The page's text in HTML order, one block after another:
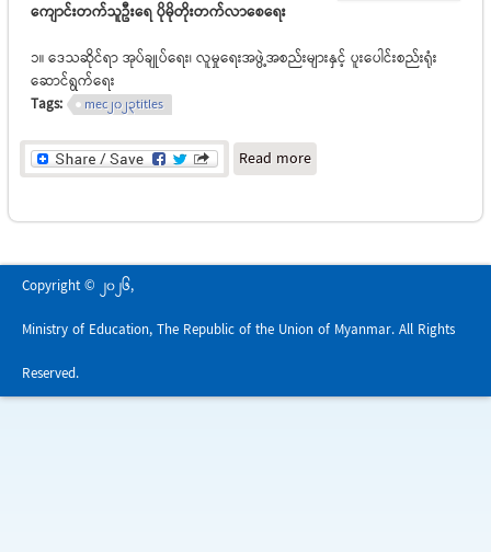
ကျောင်းတက်သူဦးရေ ပိုမိုတိုးတက်လာစေရေး
၁။ ဒေသဆိုင်ရာ အုပ်ချုပ်ရေး၊ လူမှုရေးအဖွဲ့အစည်းများနှင့် ပူးပေါင်းစည်းရုံး
ဆောင်ရွက်ရေး
Tags:
mec2023titles
Read moreabout မြန်မာနိုင်ငံလုံးဆိုင်ရာ
ပညာရေးညီလာခံ(၂၀၂၃)
Copyright © 2026,
Ministry of Education, The Republic of the Union of Myanmar. All Rights
Reserved.